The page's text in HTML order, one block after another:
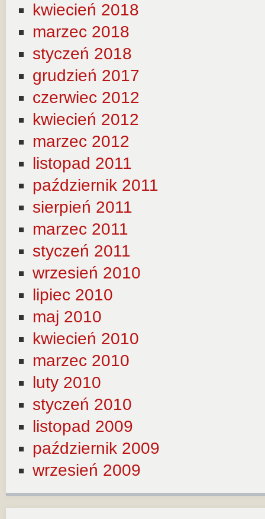
kwiecień 2018
marzec 2018
styczeń 2018
grudzień 2017
czerwiec 2012
kwiecień 2012
marzec 2012
listopad 2011
październik 2011
sierpień 2011
marzec 2011
styczeń 2011
wrzesień 2010
lipiec 2010
maj 2010
kwiecień 2010
marzec 2010
luty 2010
styczeń 2010
listopad 2009
październik 2009
wrzesień 2009